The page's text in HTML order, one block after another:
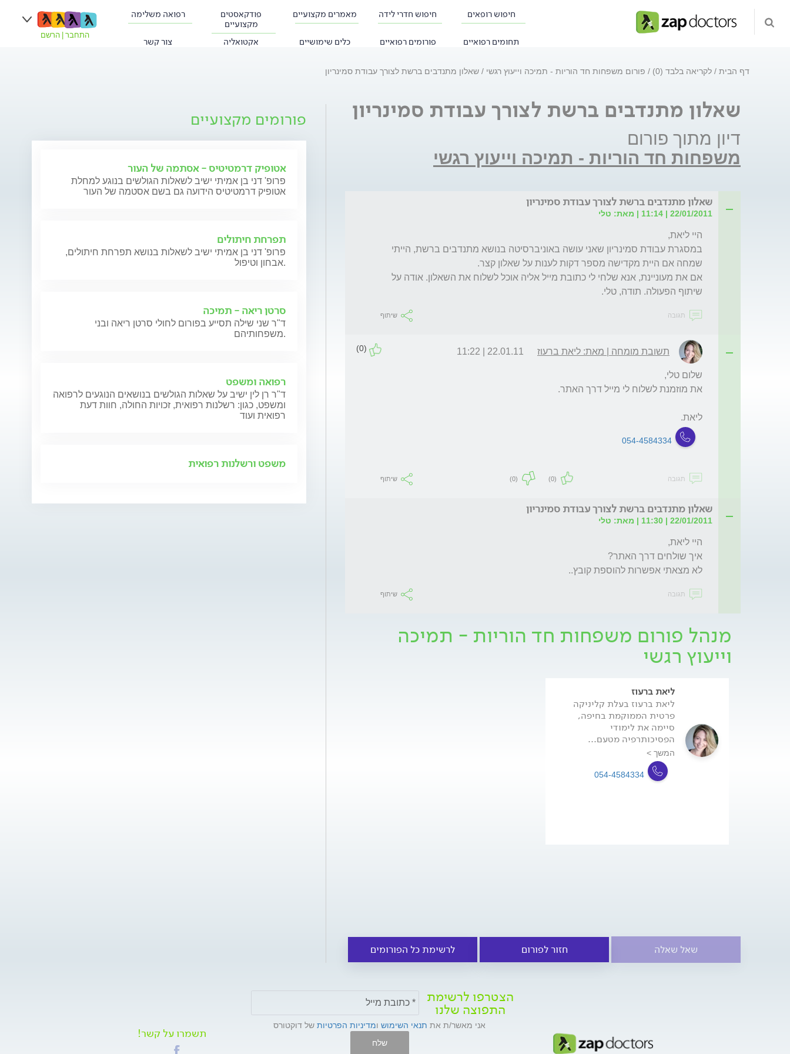
חיפוש רופאים חיפוש חדרי לידה מאמרים מקצועיים
פודקאסטים
מקצועיים
רפואה משלימה
תחומים רפואיים פורומים רפואיים כלים שימושיים אקטואליה צור קשר
התחבר הרשם
דף הבית לקריאה בלבד (0) פורום משפחות חד הוריות - תמיכה וייעוץ רגשי שאלון מתנדבים ברשת לצורך עבודת סמינריון
שאלון מתנדבים ברשת לצורך עבודת סמינריון
דיון מתוך פורום
משפחות חד הוריות - תמיכה וייעוץ רגשי
שאלון מתנדבים ברשת לצורך עבודת סמינריון
22/01/2011 | 11:14 | מאת: טלי
שיתוף הפעולה. תודה, טלי.
תגובה שיתוף
תשובת מומחה | מאת: ליאת ברעוז 22.01.11 | 11:22
(0)
ליאת.
054-4584334
תגובה (0)
(0) שיתוף
שאלון מתנדבים ברשת לצורך עבודת סמינריון
22/01/2011 | 11:30 | מאת: טלי
לא מצאתי אפשרות להוספת קובץ..
תגובה שיתוף
מנהל פורום משפחות חד הוריות - תמיכה
וייעוץ רגשי
ליאת ברעוז
ליאת ברעוז בעלת קליניקה
פרטית הממוקמת בחיפה,
סיימה את לימודי
הפסיכותרפיה מטעם...
המשך >
054-4584334
שאל שאלה חזור לפורום לרשימת כל הפורומים
פורומים מקצועיים
אטופיק דרמטיטיס - אסתמה של העור
פרופ' דני בן אמיתי ישיב לשאלות הגולשים בנוגע למחלת
אטופיק דרמטיטיס הידועה גם בשם אסטמה של העור
תפרחת חיתולים
פרופ' דני בן אמיתי ישיב לשאלות בנושא תפרחת חיתולים,
אבחון וטיפול.
סרטן ריאה - תמיכה
ד"ר שני שילה תסייע בפורום לחולי סרטן ריאה ובני
משפחותיהם.
רפואה ומשפט
ד"ר רן לין ישיב על שאלות הגולשים בנושאים הנוגעים לרפואה
ומשפט, כגון: רשלנות רפואית, זכויות החולה, חוות דעת
רפואית ועוד
משפט ורשלנות רפואית
הצטרפו לרשימת
התפוצה שלנו
אני מאשר/ת את תנאי השימוש ומדיניות הפרטיות של דוקטורס
שלח
תשמרו על קשר!